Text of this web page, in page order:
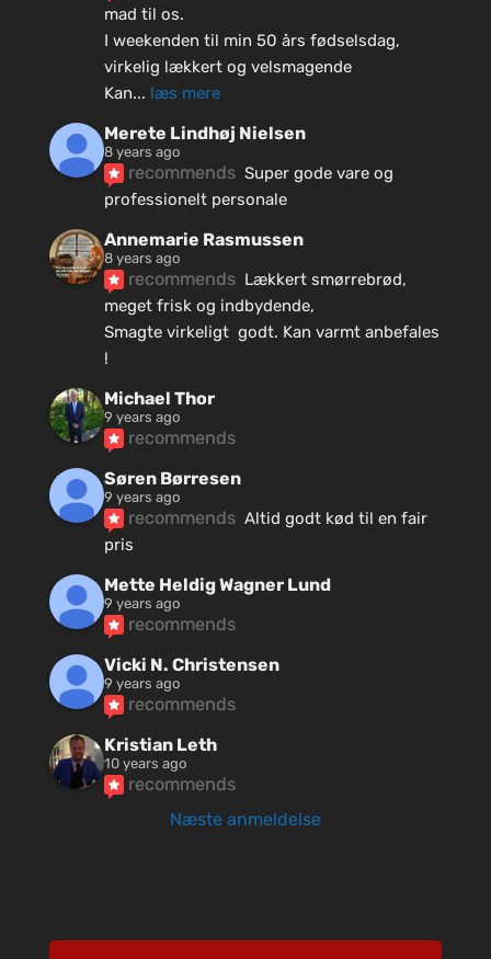
mad til os.
I weekenden til min 50 års fødselsdag,
virkelig lækkert og velsmagende
Kan... læs mere
Merete Lindhøj Nielsen
8 years ago
recommends Super gode vare og
professionelt personale
Annemarie Rasmussen
8 years ago
recommends Lækkert smørrebrød,
meget frisk og indbydende,
Smagte virkeligt  godt. Kan varmt anbefales
!
Michael Thor
9 years ago
recommends
Søren Børresen
9 years ago
recommends Altid godt kød til en fair
pris
Mette Heldig Wagner Lund
9 years ago
recommends
Vicki N. Christensen
9 years ago
recommends
Kristian Leth
10 years ago
recommends
Næste anmeldelse